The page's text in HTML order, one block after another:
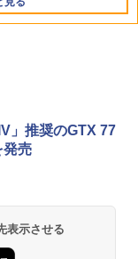
レス コントロー
ト)
限城編 第一章 猗
限城編 第一章 猗
」推奨のGTX 77
発売
表示させる